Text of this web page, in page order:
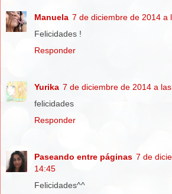
Manuela 7 de diciembre de 2014 a
Felicidades !
Responder
Yurika 7 de diciembre de 2014 a
felicidades
Responder
Paseando entre páginas 7 de
14:45
Felicidades^^